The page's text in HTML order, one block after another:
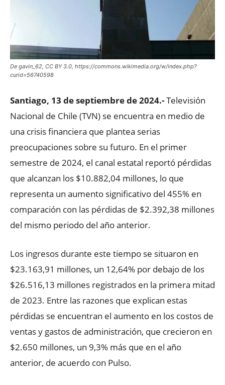
De gavin_62, CC BY 3.0, https://commons.wikimedia.org/w/index.php?
curid=56740598
Santiago, 13 de septiembre de 2024.-Televisión
Nacional de Chile (TVN) se encuentra en medio de
una crisis financiera que plantea serias
preocupaciones sobre su futuro. En el primer
semestre de 2024, el canal estatal reportó pérdidas
que alcanzan los $10.882,04 millones, lo que
representa un aumento significativo del 455% en
comparación con las pérdidas de $2.392,38 millones
del mismo periodo del año anterior.
Los ingresos durante este tiempo se situaron en
$23.163,91 millones, un 12,64% por debajo de los
$26.516,13 millones registrados en la primera mitad
de 2023. Entre las razones que explican estas
pérdidas se encuentran el aumento en los costos de
ventas y gastos de administración, que crecieron en
$2.650 millones, un 9,3% más que en el año
anterior, de acuerdo con Pulso.